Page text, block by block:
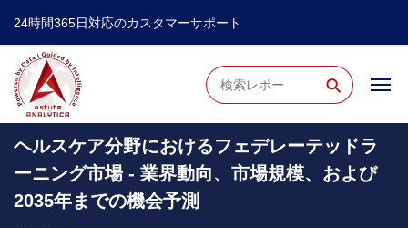
24時間365日対応のカスタマーサポート
⚲
ヘルスケア分野におけるフェデレーテッドラ
ーニング市場 - 業界動向、市場規模、および
2035年までの機会予測